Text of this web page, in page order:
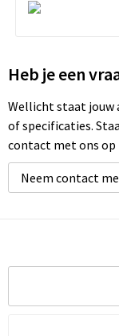
Heb je een
Wellicht staat jouw
of specificaties.
contact met ons op
Neem contact